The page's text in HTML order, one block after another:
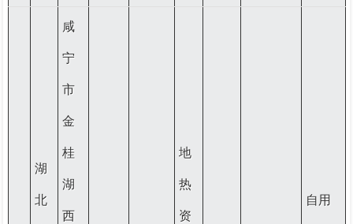
湖
北
咸
宁
市
金
桂
湖
西
地
热
资
自用